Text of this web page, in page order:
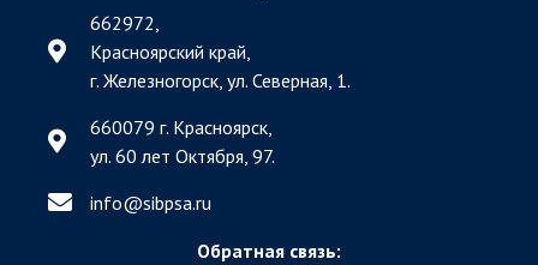
662972,
Красноярский край,
г. Железногорск, ул. Северная, 1.
660079 г. Красноярск,
ул. 60 лет Октября, 97.
info@sibpsa.ru
Обратная связь: